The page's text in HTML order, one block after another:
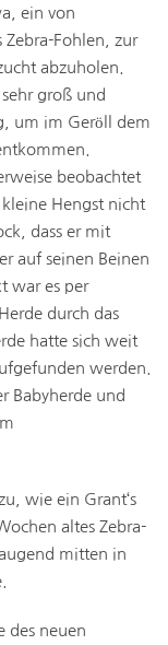
ein von
Zebra-Fohlen, zur
abzuholen.
groß und
um im Geröll dem
beobachtet
Hengst nicht
dass er mit
auf seinen Beinen
war es per
durch das
hatte sich weit
werden.
Babyherde und
wie ein Grant‘s
altes Zebra-
mitten in
des neuen